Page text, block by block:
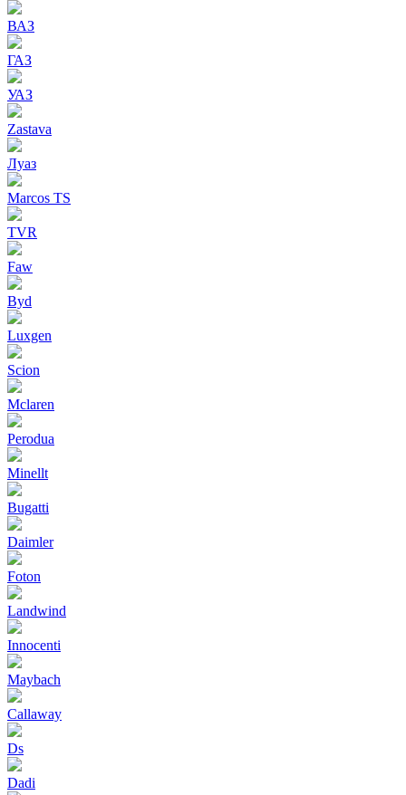
ВАЗ
ГАЗ
УАЗ
Zastava
Луаз
Marcos TS
TVR
Faw
Byd
Luxgen
Scion
Mclaren
Perodua
Minellt
Bugatti
Daimler
Foton
Landwind
Innocenti
Maybach
Callaway
Ds
Dadi